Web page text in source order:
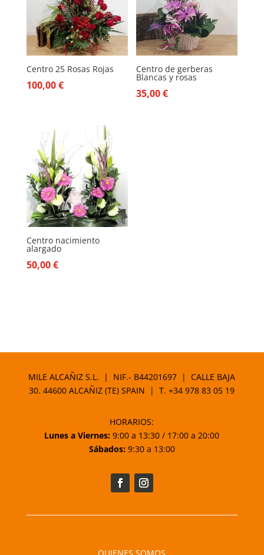
Centro 25 Rosas Rojas
100,00€
Centro de gerberas
Blancas y rosas
35,00€
Centro nacimiento
alargado
50,00€
MILE ALCAÑIZ S.L. | NIF.- B44201697 | CALLE BAJA
30. 44600 ALCAÑIZ (TE) SPAIN | T.+34 978 83 05 19
HORARIOS:
Lunes a Viernes: 9:00 a 13:30 / 17:00 a 20:00
Sábados:9:30 a 13:00